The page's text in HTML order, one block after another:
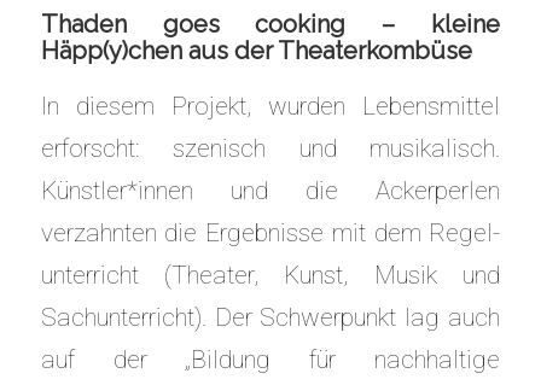
Thaden goes cooking – kleine
Häpp(y)chen aus der Theaterkombüse
In diesem Projekt, wurden Lebensmittel
erforscht: szenisch und musikalisch.
Künstler*innen und die Ackerperlen
verzahnten die Ergebnisse mit dem Regel-
unterricht (Theater, Kunst, Musik und
Sachunterricht). Der Schwerpunkt lag auch
auf der „Bildung für nachhaltige